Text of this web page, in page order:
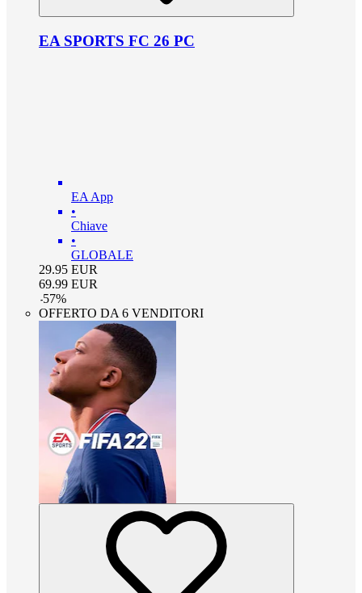
EA SPORTS FC 26 PC
EA App
•
Chiave
•
GLOBALE
29.95 EUR
69.99 EUR
-57%
OFFERTO DA 6 VENDITORI